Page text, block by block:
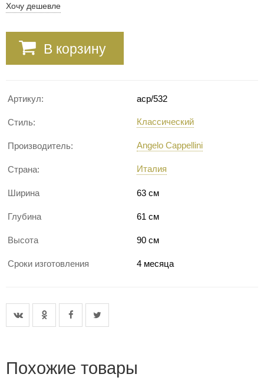
Хочу дешевле
В корзину
Артикул: acp/532
Стиль: Классический
Производитель: Angelo Cappellini
Страна: Италия
Ширина 63 см
Глубина 61 см
Высота 90 см
Сроки изготовления 4 месяца
Похожие товары